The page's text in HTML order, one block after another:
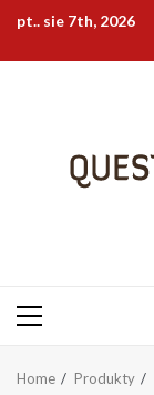
Skip
content
pt.. sie 7th, 2026
Primary
Home Produkty